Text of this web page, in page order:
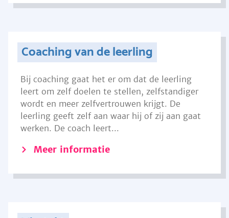
Coaching van de leerling
Bij coaching gaat het er om dat de leerling
leert om zelf doelen te stellen, zelfstandiger
wordt en meer zelfvertrouwen krijgt. De
leerling geeft zelf aan waar hij of zij aan gaat
werken. De coach leert...
Meer informatie